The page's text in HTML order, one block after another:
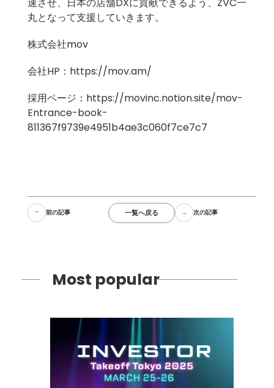
丸となって支援していきます。
株式会社mov
会社HP： https://mov.am/
採用ページ： https://movinc.notion.site/mov-
Entrance-book-
811367f9739e4951b4ae3c060f7ce7c7
前の記事 一覧へ戻る 次の記事
Most popular